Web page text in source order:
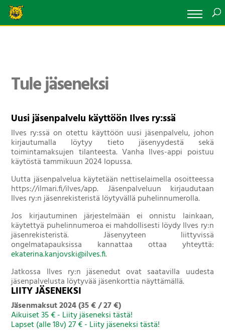
Tule jäseneksi
Uusi jäsenpalvelu käyttöön Ilves ry:ssä
Ilves ry:ssä on otettu käyttöön uusi jäsenpalvelu, johon
kirjautumalla löytyy tieto jäsenyydestä sekä
toimintamaksujen tilanteesta. Vanha Ilves-appi poistuu
käytöstä tammikuun 2024 lopussa.
Uutta jäsenpalvelua käytetään nettiselaimella osoitteessa
https://ilmari.fi/ilves/app. Jäsenpalveluun kirjaudutaan
Ilves ry:n jäsenrekisteristä löytyvällä puhelinnumerolla.
Jos kirjautuminen järjestelmään ei onnistu lainkaan,
käytettyä puhelinnumeroa ei mahdollisesti löydy Ilves ry:n
jäsenrekisteristä. Jäsenyyteen liittyvissä
ongelmatapauksissa kannattaa ottaa yhteyttä:
ekaterina.kanjovski@ilves.fi.
Jatkossa Ilves ry:n jäsenedut ovat saatavilla uudesta
jäsenpalvelusta löytyvää jäsenkorttia näyttämällä.
LIITY JÄSENEKSI
Jäsenmaksut 2024 (35 € / 27 €)
Aikuiset 35 € - Liity jäseneksi tästä!
Lapset (alle 18v) 27 € - Liity jäseneksi tästä!